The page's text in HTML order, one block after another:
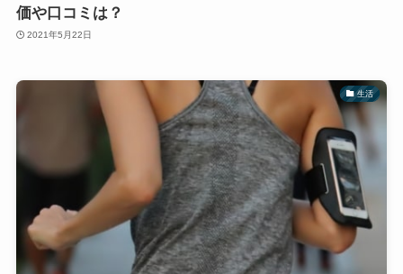
価や口コミは？
2021年5月22日
生活